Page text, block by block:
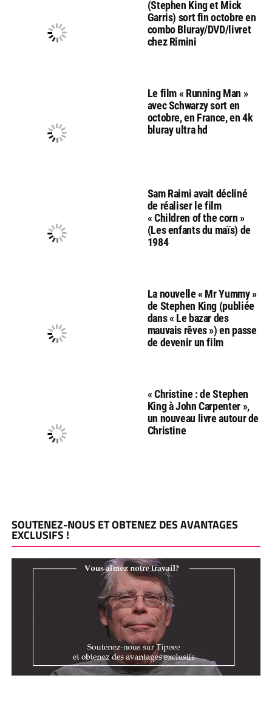
(Stephen King et Mick
Garris) sort fin octobre en
combo Bluray/DVD/livret
chez Rimini
Le film « Running Man »
avec Schwarzy sort en
octobre, en France, en 4k
bluray ultra hd
Sam Raimi avait décliné
de réaliser le film
« Children of the corn »
(Les enfants du maïs) de
1984
La nouvelle « Mr Yummy »
de Stephen King (publiée
dans « Le bazar des
mauvais rêves ») en passe
de devenir un film
« Christine : de Stephen
King à John Carpenter »,
un nouveau livre autour de
Christine
SOUTENEZ-NOUS ET OBTENEZ DES AVANTAGES
EXCLUSIFS !